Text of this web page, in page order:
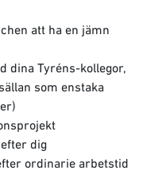
att ha en jämn
dina Tyréns-kollegor,
som enstaka
dig
ordinarie arbetstid